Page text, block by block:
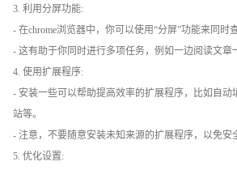
3. 利用分屏功能:
- 在chrome浏览器中，你可以使用“分屏”功能来同时
- 这有助于你同时进行多项任务，例如一边阅读文章
4. 使用扩展程序:
- 安装一些可以帮助提高效率的扩展程序，比如自动
站等。
- 注意，不要随意安装未知来源的扩展程序，以免安
5. 优化设置: